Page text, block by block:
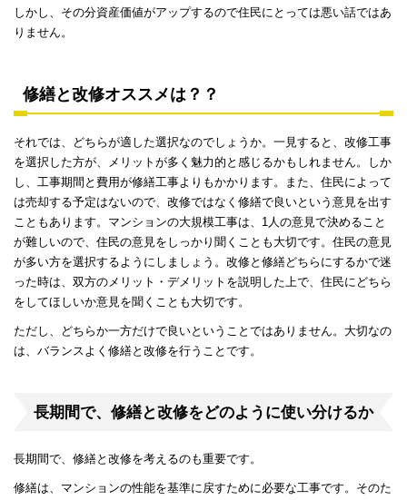
しかし、その分資産価値がアップするので住民にとっては悪い話ではあ
りません。
修繕と改修オススメは？？
それでは、どちらが適した選択なのでしょうか。一見すると、改修工事
を選択した方が、メリットが多く魅力的と感じるかもしれません。しか
し、工事期間と費用が修繕工事よりもかかります。また、住民によって
は売却する予定はないので、改修ではなく修繕で良いという意見を出す
こともあります。マンションの大規模工事は、1人の意見で決めること
が難しいので、住民の意見をしっかり聞くことも大切です。住民の意見
が多い方を選択するようにしましょう。改修と修繕どちらにするかで迷
った時は、双方のメリット・デメリットを説明した上で、住民にどちら
をしてほしいか意見を聞くことも大切です。
ただし、どちらか一方だけで良いということではありません。大切なの
は、バランスよく修繕と改修を行うことです。
長期間で、修繕と改修をどのように使い分けるか
長期間で、修繕と改修を考えるのも重要です。
修繕は、マンションの性能を基準に戻すために必要な工事です。そのた